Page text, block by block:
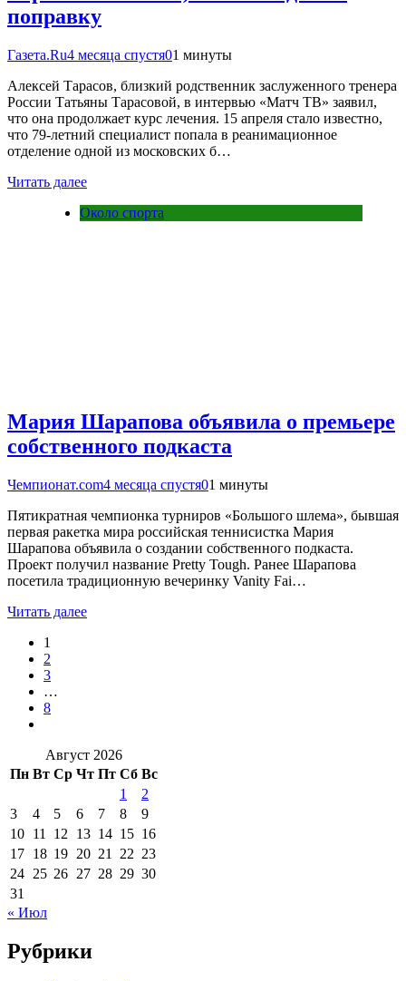
поправку
Газета.Ru4 месяца спустя01 минуты
Алексей Тарасов, близкий родственник заслуженного тренера
России Татьяны Тарасовой, в интервью «Матч ТВ» заявил,
что она продолжает курс лечения. 15 апреля стало известно,
что 79-летний специалист попала в реанимационное
отделение одной из московских б…
Читать далее
Около спорта
Мария Шарапова объявила о премьере
собственного подкаста
Чемпионат.com4 месяца спустя01 минуты
Пятикратная чемпионка турниров «Большого шлема», бывшая
первая ракетка мира российская теннисистка Мария
Шарапова объявила о создании собственного подкаста.
Проект получил название Pretty Tough. Ранее Шарапова
посетила традиционную вечеринку Vanity Fai…
Читать далее
1
2
3
…
8
Август 2026
Пн Вт Ср Чт Пт Сб Вс
1
2
3
4 5 6 7 8
9
10 11 12 13 14 15 16
17 18 19 20 21 22 23
24 25 26 27 28 29 30
31
« Июл
Рубрики